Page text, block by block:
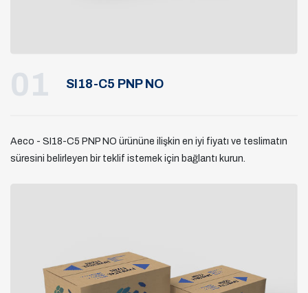
01 SI18-C5 PNP NO
Aeco - SI18-C5 PNP NO ürününe ilişkin en iyi fiyatı ve teslimatın
süresini belirleyen bir teklif istemek için bağlantı kurun.